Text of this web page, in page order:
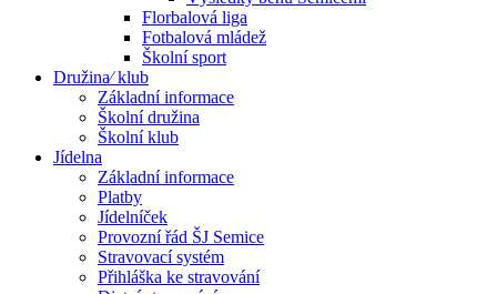
Florbalová liga
Fotbalová mládež
Školní sport
Družina⁄ klub
Základní informace
Školní družina
Školní klub
Jídelna
Základní informace
Platby
Jídelníček
Provozní řád ŠJ Semice
Stravovací systém
Přihláška ke stravování